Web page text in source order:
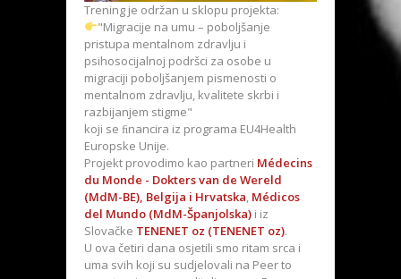
Trening je održan u sklopu projekta:
"Migracije na umu – poboljšanje
pristupa mentalnom zdravlju i
psihosocijalnoj podršci za osobe u
migraciji poboljšanjem pismenosti o
mentalnom zdravlju, kvalitete skrbi i
razbijanjem stigme"
koji se ﬁnancira iz programa EU4Health
Europske Unije.
Projekt provodimo kao partneri Médecins
du Monde - Dokters van de Wereld
(MdM-BE), Belgija i Hrvatska, Médicos
del Mundo (MdM-Španjolska) i iz
Slovačke TENENET oz (TENENET oz).
U ova četiri dana osjetili smo ritam srca i
uma svih koji su sudjelovali na Peer to